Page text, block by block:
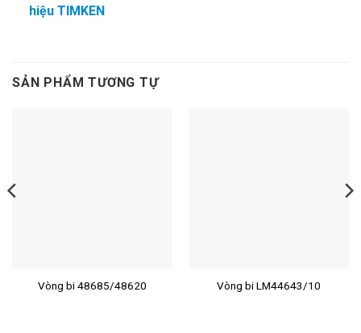
hiệu TIMKEN
SẢN PHẨM TƯƠNG TỰ
Vòng bi 48685/48620 Vòng bi LM44643/10